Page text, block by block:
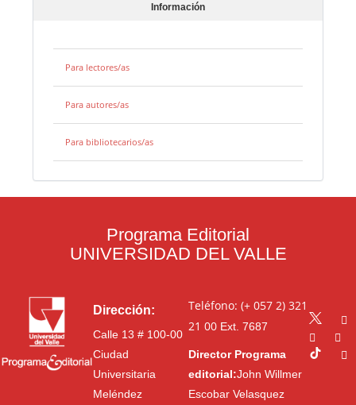
Información
Para lectores/as
Para autores/as
Para bibliotecarios/as
Programa Editorial
UNIVERSIDAD DEL VALLE
Dirección:
Calle 13 # 100-00
Ciudad
Universitaria
Meléndez
Teléfono: (+ 057 2) 321
21 00Ext. 7687
Director Programa
editorial:John Willmer
Escobar Velasquez